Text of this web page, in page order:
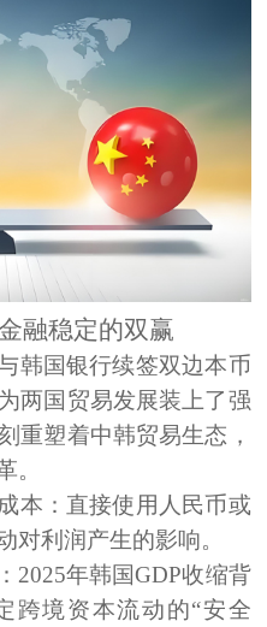
融稳定的双赢
韩国银行续签双边本币
两国贸易发展装上了强
重塑着中韩贸易生态，
。
本： 直接使用人民币或
对利润产生的影响。
2025年韩国GDP收缩背
跨境资本流动的“安全